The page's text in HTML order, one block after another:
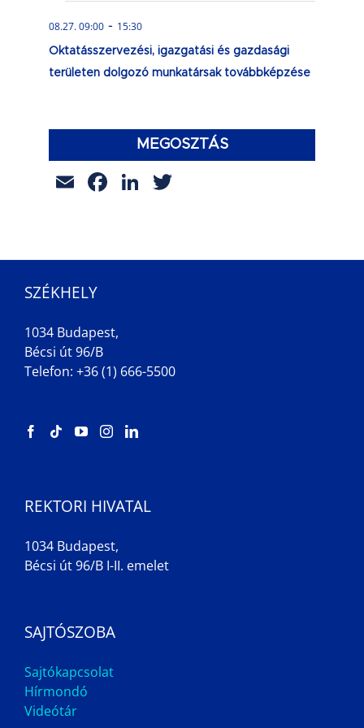
08.27. 09:00 - 15:30
Oktatásszervezési, igazgatási és gazdasági
területen dolgozó munkatársak továbbképzése
MEGOSZTÁS
EmailFacebook
LinkedIn
SZÉKHELY
1034 Budapest,
Bécsi út 96/B
Telefon: +36 (1) 666-5500
REKTORI HIVATAL
1034 Budapest,
Bécsi út 96/B I-II. emelet
SAJTÓSZOBA
Sajtókapcsolat
Hírmondó
Videótár